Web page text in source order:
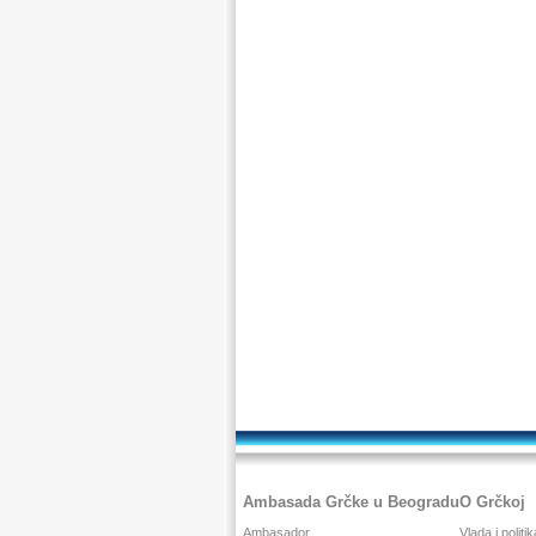
Ambasada Grčke u Beogradu
Ambasador
O Grčkoj
Vlada i